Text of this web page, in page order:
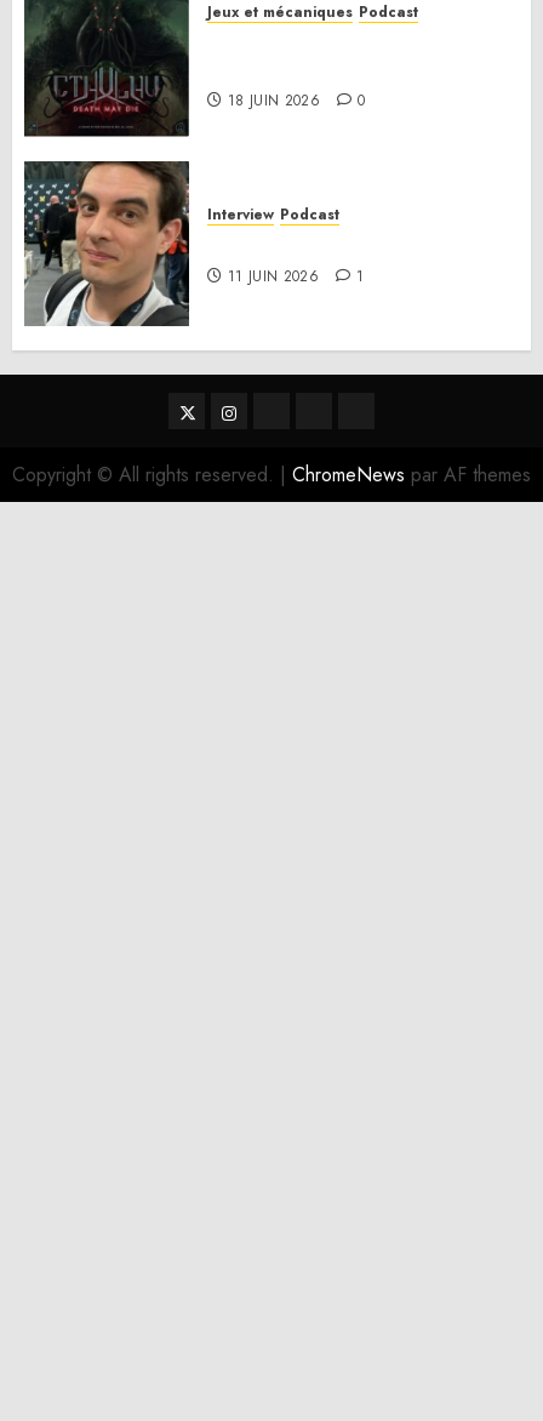
Jeux et mécaniques Podcast
18 JUIN 2026 0
Interview Podcast
11 JUIN 2026 1
TwitterInstagram
Copyright © All rights reserved. | ChromeNews par AF themes